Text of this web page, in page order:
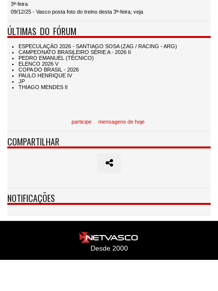
3ª-feira
09/12/25 - Vasco posta foto do treino desta 3ª-feira; veja
ÚLTIMAS DO FÓRUM
participe mensagens de hoje
COMPARTILHAR
NOTIFICAÇÕES
Desde 2000